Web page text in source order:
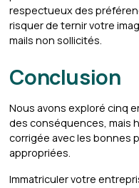
respectueux des
risquer de ternir votre
mails non sollicités.
Conclusion
Nous avons exploré cinq
des conséquences, mais
corrigée avec les bonnes
appropriées.
Immatriculer votre